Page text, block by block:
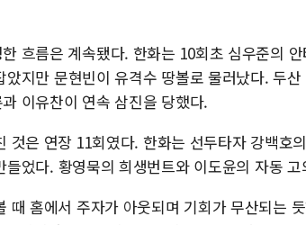
흐름은 계속됐다. 한화는 10회초 심우준의
았지만 문현빈이 유격수 땅볼로 물러났다. 두
이유찬이 연속 삼진을 당했다.
것은 연장 11회였다. 한화는 선두타자 강백호
었다. 황영묵의 희생번트와 이도윤의 자동
때 홈에서 주자가 아웃되며 기회가 무산되는